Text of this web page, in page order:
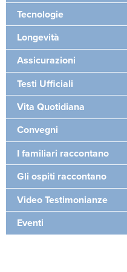
Tecnologie
Longevità
Assicurazioni
Testi Ufficiali
Vita Quotidiana
Convegni
I familiari raccontano
Gli ospiti raccontano
Video Testimonianze
Eventi